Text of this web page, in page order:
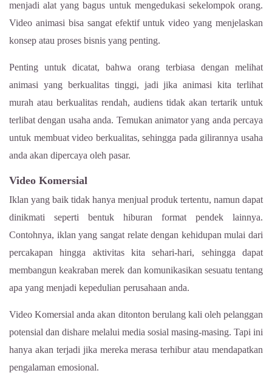
menjadi alat yang bagus untuk mengedukasi sekelompok orang.
Video animasi bisa sangat efektif untuk video yang menjelaskan
konsep atau proses bisnis yang penting.
Penting untuk dicatat, bahwa orang terbiasa dengan melihat
animasi yang berkualitas tinggi, jadi jika animasi kita terlihat
murah atau berkualitas rendah, audiens tidak akan tertarik untuk
terlibat dengan usaha anda. Temukan animator yang anda percaya
untuk membuat video berkualitas, sehingga pada gilirannya usaha
anda akan dipercaya oleh pasar.
Video Komersial
Iklan yang baik tidak hanya menjual produk tertentu, namun dapat
dinikmati seperti bentuk hiburan format pendek lainnya.
Contohnya, iklan yang sangat relate dengan kehidupan mulai dari
percakapan hingga aktivitas kita sehari-hari, sehingga dapat
membangun keakraban merek dan komunikasikan sesuatu tentang
apa yang menjadi kepedulian perusahaan anda.
Video Komersial anda akan ditonton berulang kali oleh pelanggan
potensial dan dishare melalui media sosial masing-masing. Tapi ini
hanya akan terjadi jika mereka merasa terhibur atau mendapatkan
pengalaman emosional.